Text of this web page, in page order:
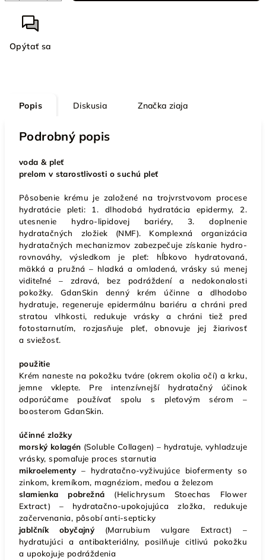
Opýtať sa
Popis Diskusia Značka ziaja
Podrobný popis
voda & pleť
prelom v starostlivosti o suchú pleť
Pôsobenie krému je založené na trojvrstvovom procese
hydratácie pleti: 1. dlhodobá hydratácia epidermy, 2.
utesnenie hydro-lipidovej bariéry, 3. doplnenie
hydratačných zložiek (NMF). Komplexná organizácia
hydratačných mechanizmov zabezpečuje získanie hydro-
rovnováhy, výsledkom je pleť: hĺbkovo hydratovaná,
mäkká a pružná – hladká a omladená, vrásky sú menej
viditeľné – zdravá, bez podráždení a nedokonalosti
pokožky. GdanSkin denný krém účinne a dlhodobo
hydratuje, regeneruje epidermálnu bariéru a chráni pred
stratou vlhkosti, redukuje vrásky a chráni tiež pred
fotostarnutím, rozjasňuje pleť, obnovuje jej žiarivosť
a sviežosť.
použitie
Krém naneste na pokožku tváre (okrem okolia očí) a krku,
jemne vklepte. Pre intenzívnejší hydratačný účinok
odporúčame používať spolu s pleťovým sérom –
boosterom GdanSkin.
účinné zložky
morský kolagén (Soluble Collagen) – hydratuje, vyhladzuje
vrásky, spomaľuje proces starnutia
mikroelementy – hydratačno-vyživujúce biofermenty so
zinkom, kremíkom, magnéziom, meďou a železom
slamienka pobrežná (Helichrysum Stoechas Flower
Extract) – hydratačno-upokojujúca zložka, redukuje
začervenania, pôsobí anti-septicky
jablčník obyčajný (Marrubium vulgare Extract) –
hydratujúci a antibakteriálny, posilňuje citlivú pokožku
a upokojuje podráždenia